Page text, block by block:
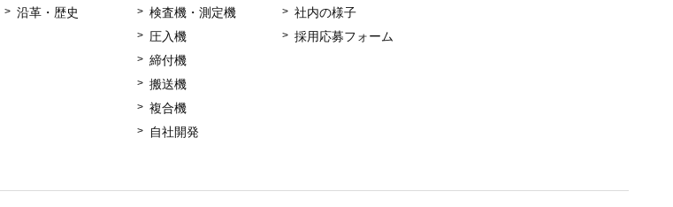
沿革・歴史
検査機・測定機
圧入機
締付機
搬送機
複合機
自社開発
社内の様子
採用応募フォーム